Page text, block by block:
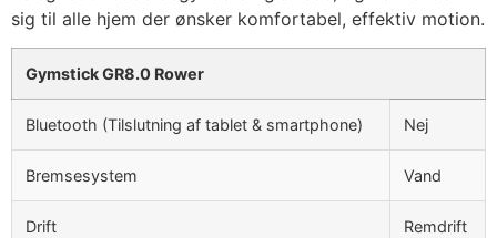
sig til alle hjem der ønsker komfortabel, effektiv motion.
Gymstick GR8.0 Rower
Bluetooth (Tilslutning af tablet & smartphone) Nej
Bremsesystem Vand
Drift Remdrift